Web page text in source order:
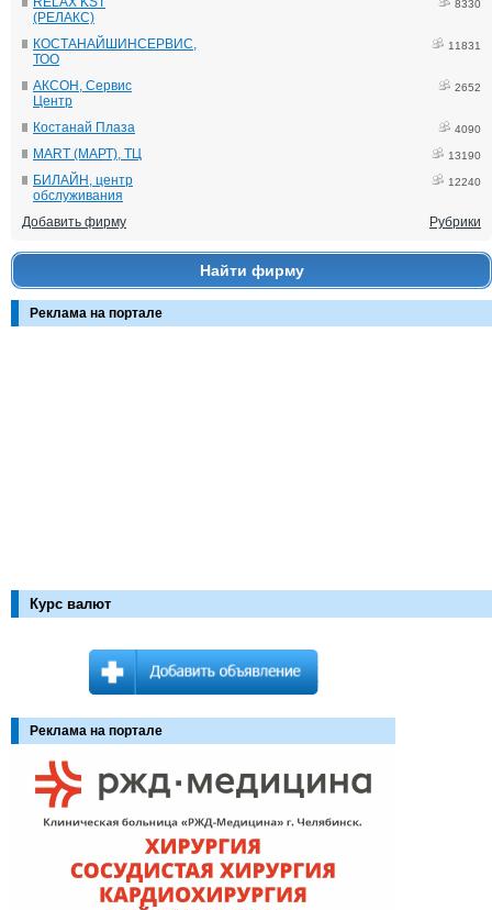
(РЕЛАКС)
8330
КОСТАНАЙШИНСЕРВИС,
ТОО
11831
АКСОН, Сервис
Центр
2652
Костанай Плаза 4090
MART (МАРТ), ТЦ 13190
БИЛАЙН, центр
обслуживания
12240
Добавить фирму Рубрики
Найти фирму
Реклама на портале
Курс валют
Реклама на портале